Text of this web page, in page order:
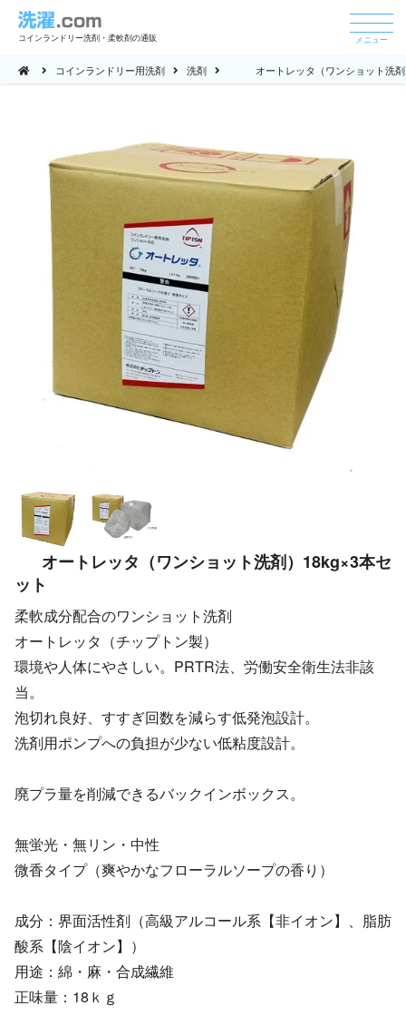
コインランドリー洗剤・柔軟剤の通販 メニュー
コインランドリー用洗剤 洗剤 オートレッタ（ワンショット洗
オートレッタ（ワンショット洗剤）18kg×3本セ
ット
柔軟成分配合のワンショット洗剤
オートレッタ（チップトン製）
環境や人体にやさしい。PRTR法、労働安全衛生法非該
当。
泡切れ良好、すすぎ回数を減らす低発泡設計。
洗剤用ポンプへの負担が少ない低粘度設計。
廃プラ量を削減できるバックインボックス。
無蛍光・無リン・中性
微香タイプ（爽やかなフローラルソープの香り）
成分：界面活性剤（高級アルコール系【非イオン】、脂肪
酸系【陰イオン】）
用途：綿・麻・合成繊維
正味量：18ｋｇ